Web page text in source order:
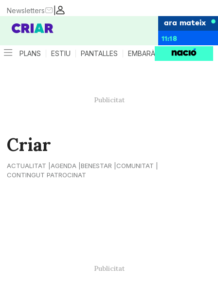
|
Newsletters
ara mateix
11:18
PLANS ESTIU PANTALLES EMBARÀS CRIANÇA
Criar
ACTUALITAT AGENDA BENESTAR
COMUNITAT
CONTINGUT PATROCINAT